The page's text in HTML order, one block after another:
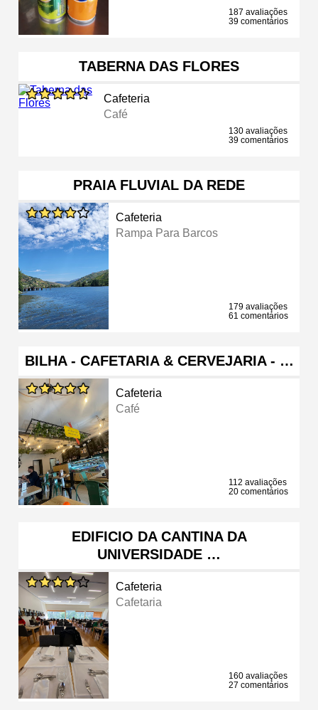
187 avaliações
39 comentários
TABERNA DAS FLORES
Cafeteria
Café
130 avaliações
39 comentários
PRAIA FLUVIAL DA REDE
Cafeteria
Rampa Para Barcos
179 avaliações
61 comentários
BILHA - CAFETARIA & CERVEJARIA - …
Cafeteria
Café
112 avaliações
20 comentários
EDIFICIO DA CANTINA DA
UNIVERSIDADE …
Cafeteria
Cafetaria
160 avaliações
27 comentários